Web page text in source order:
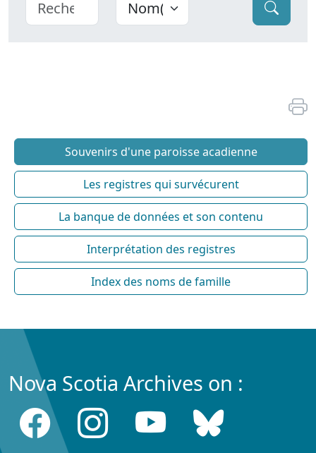
Souvenirs d'une paroisse acadienne
Les registres qui survécurent
La banque de données et son contenu
Interprétation des registres
Index des noms de famille
Nova Scotia Archives on :